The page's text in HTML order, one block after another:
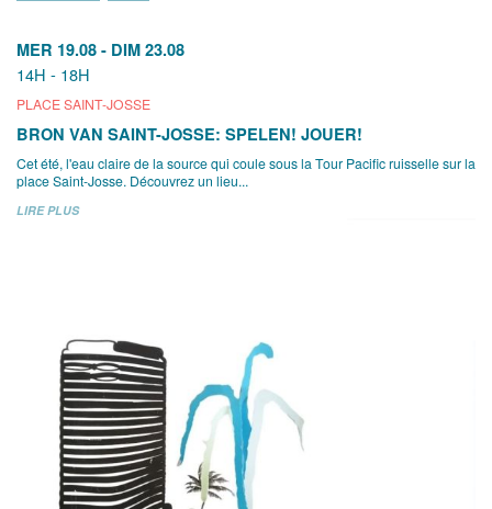
MER 19.08 - DIM 23.08
14H - 18H
PLACE SAINT-JOSSE
BRON VAN SAINT-JOSSE: SPELEN! JOUER!
Cet été, l'eau claire de la source qui coule sous la Tour Pacific ruisselle sur la
place Saint-Josse. Découvrez un lieu...
LIRE PLUS